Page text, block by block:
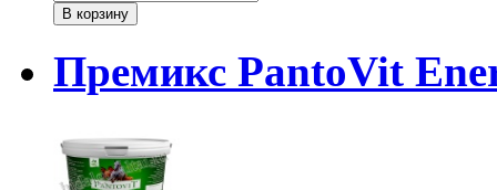
В корзину
Премикс PantoVit